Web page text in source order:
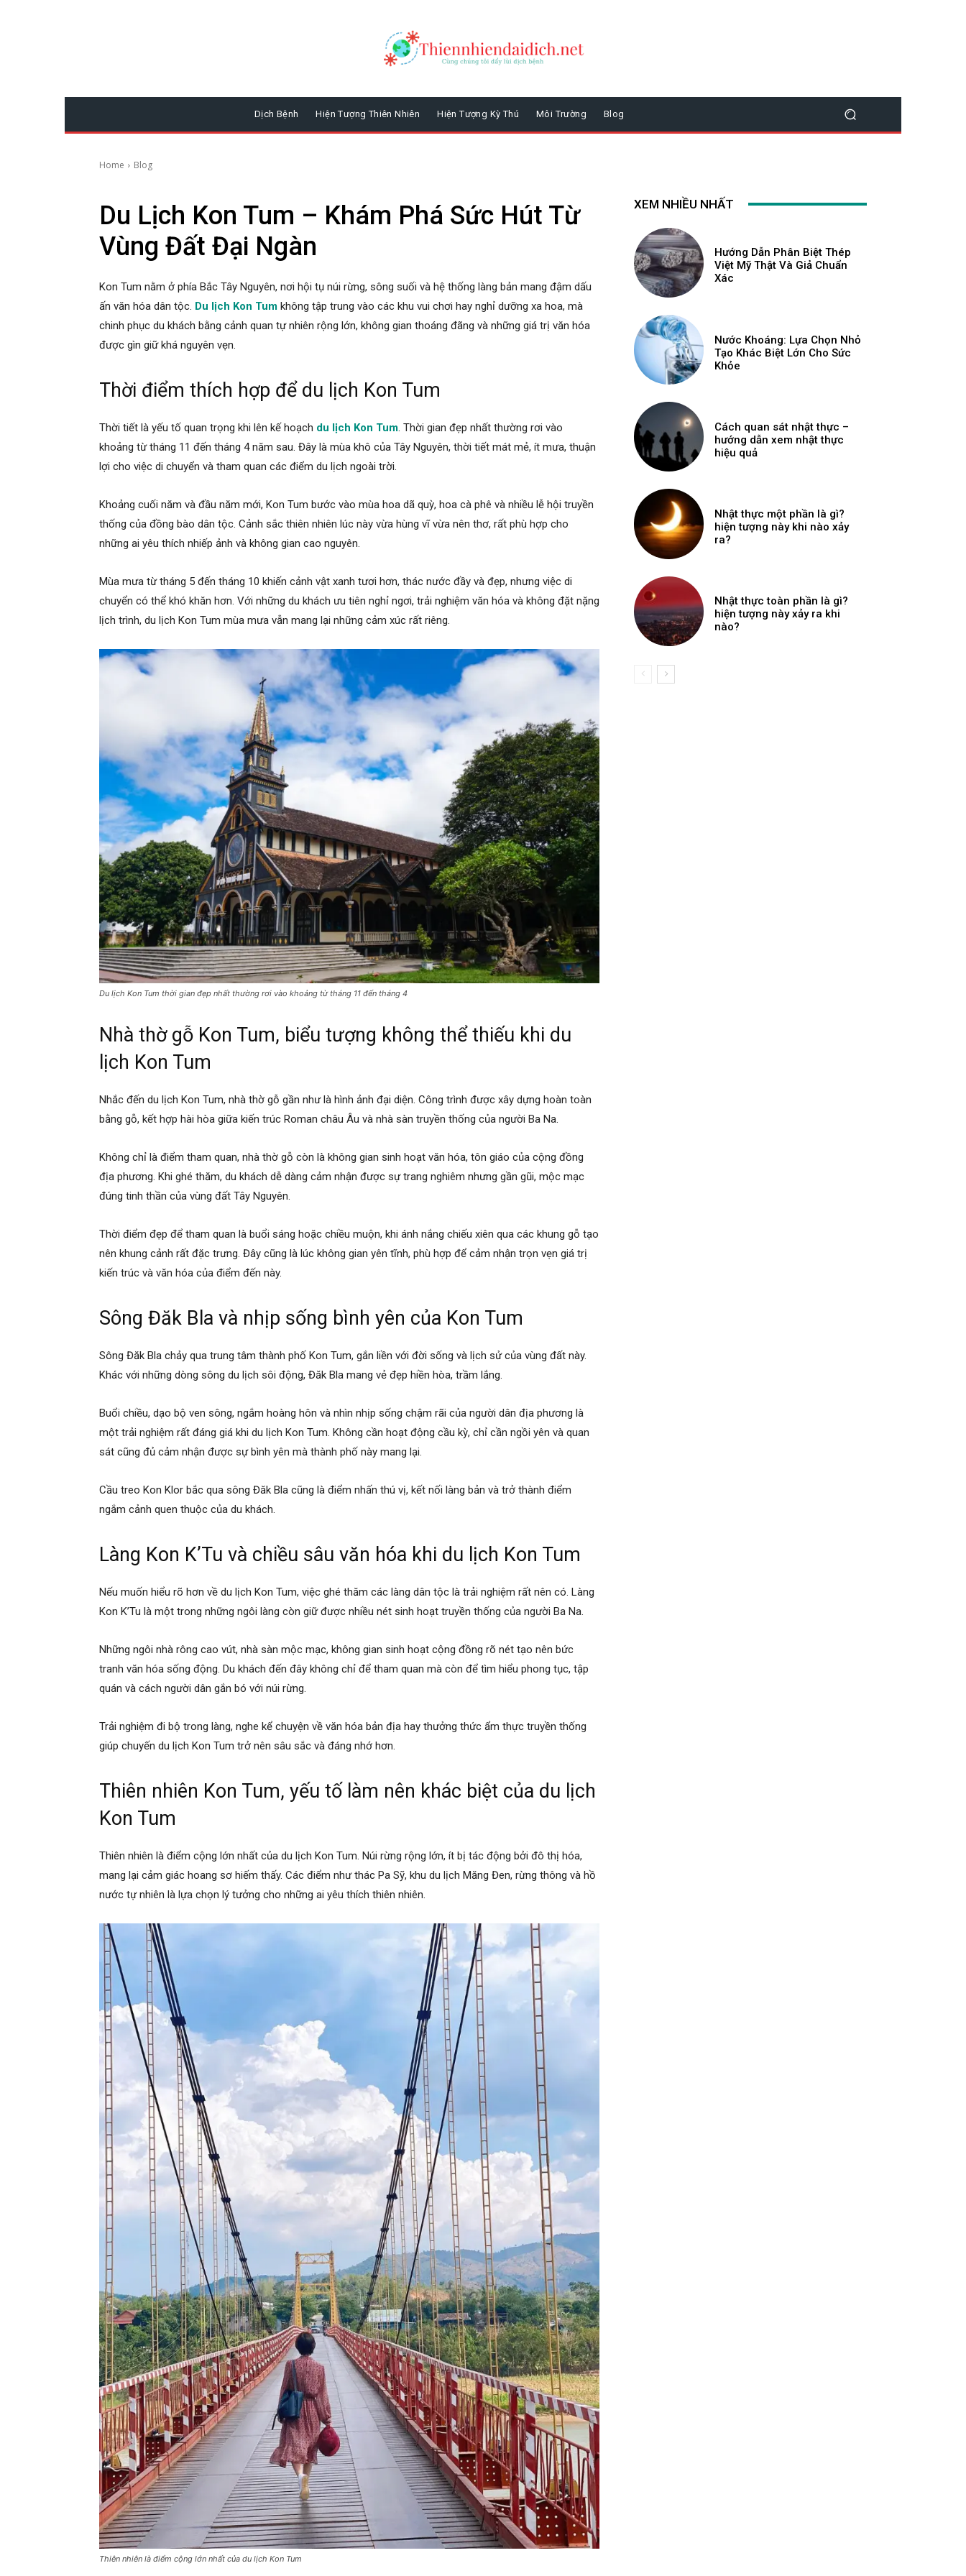
Dịch Bệnh Hiện Tượng Thiên Nhiên Hiện Tượng Kỳ Thú Môi Trường Blog
Home Blog
Du Lịch Kon Tum – Khám Phá Sức Hút Từ
Vùng Đất Đại Ngàn
Kon Tum nằm ở phía Bắc Tây Nguyên, nơi hội tụ núi rừng, sông suối và hệ thống làng bản mang đậm dấu
ấn văn hóa dân tộc. Du lịch Kon Tum không tập trung vào các khu vui chơi hay nghỉ dưỡng xa hoa, mà
chinh phục du khách bằng cảnh quan tự nhiên rộng lớn, không gian thoáng đãng và những giá trị văn hóa
được gìn giữ khá nguyên vẹn.
Thời điểm thích hợp để du lịch Kon Tum
Thời tiết là yếu tố quan trọng khi lên kế hoạch du lịch Kon Tum. Thời gian đẹp nhất thường rơi vào
khoảng từ tháng 11 đến tháng 4 năm sau. Đây là mùa khô của Tây Nguyên, thời tiết mát mẻ, ít mưa, thuận
lợi cho việc di chuyển và tham quan các điểm du lịch ngoài trời.
Khoảng cuối năm và đầu năm mới, Kon Tum bước vào mùa hoa dã quỳ, hoa cà phê và nhiều lễ hội truyền
thống của đồng bào dân tộc. Cảnh sắc thiên nhiên lúc này vừa hùng vĩ vừa nên thơ, rất phù hợp cho
những ai yêu thích nhiếp ảnh và không gian cao nguyên.
Mùa mưa từ tháng 5 đến tháng 10 khiến cảnh vật xanh tươi hơn, thác nước đầy và đẹp, nhưng việc di
chuyển có thể khó khăn hơn. Với những du khách ưu tiên nghỉ ngơi, trải nghiệm văn hóa và không đặt nặng
lịch trình, du lịch Kon Tum mùa mưa vẫn mang lại những cảm xúc rất riêng.
Du lịch Kon Tum thời gian đẹp nhất thường rơi vào khoảng từ tháng 11 đến tháng 4
Nhà thờ gỗ Kon Tum, biểu tượng không thể thiếu khi du
lịch Kon Tum
Nhắc đến du lịch Kon Tum, nhà thờ gỗ gần như là hình ảnh đại diện. Công trình được xây dựng hoàn toàn
bằng gỗ, kết hợp hài hòa giữa kiến trúc Roman châu Âu và nhà sàn truyền thống của người Ba Na.
Không chỉ là điểm tham quan, nhà thờ gỗ còn là không gian sinh hoạt văn hóa, tôn giáo của cộng đồng
địa phương. Khi ghé thăm, du khách dễ dàng cảm nhận được sự trang nghiêm nhưng gần gũi, mộc mạc
đúng tinh thần của vùng đất Tây Nguyên.
Thời điểm đẹp để tham quan là buổi sáng hoặc chiều muộn, khi ánh nắng chiếu xiên qua các khung gỗ tạo
nên khung cảnh rất đặc trưng. Đây cũng là lúc không gian yên tĩnh, phù hợp để cảm nhận trọn vẹn giá trị
kiến trúc và văn hóa của điểm đến này.
Sông Đăk Bla và nhịp sống bình yên của Kon Tum
Sông Đăk Bla chảy qua trung tâm thành phố Kon Tum, gắn liền với đời sống và lịch sử của vùng đất này.
Khác với những dòng sông du lịch sôi động, Đăk Bla mang vẻ đẹp hiền hòa, trầm lắng.
Buổi chiều, dạo bộ ven sông, ngắm hoàng hôn và nhìn nhịp sống chậm rãi của người dân địa phương là
một trải nghiệm rất đáng giá khi du lịch Kon Tum. Không cần hoạt động cầu kỳ, chỉ cần ngồi yên và quan
sát cũng đủ cảm nhận được sự bình yên mà thành phố này mang lại.
Cầu treo Kon Klor bắc qua sông Đăk Bla cũng là điểm nhấn thú vị, kết nối làng bản và trở thành điểm
ngắm cảnh quen thuộc của du khách.
Làng Kon K’Tu và chiều sâu văn hóa khi du lịch Kon Tum
Nếu muốn hiểu rõ hơn về du lịch Kon Tum, việc ghé thăm các làng dân tộc là trải nghiệm rất nên có. Làng
Kon K’Tu là một trong những ngôi làng còn giữ được nhiều nét sinh hoạt truyền thống của người Ba Na.
Những ngôi nhà rông cao vút, nhà sàn mộc mạc, không gian sinh hoạt cộng đồng rõ nét tạo nên bức
tranh văn hóa sống động. Du khách đến đây không chỉ để tham quan mà còn để tìm hiểu phong tục, tập
quán và cách người dân gắn bó với núi rừng.
Trải nghiệm đi bộ trong làng, nghe kể chuyện về văn hóa bản địa hay thưởng thức ẩm thực truyền thống
giúp chuyến du lịch Kon Tum trở nên sâu sắc và đáng nhớ hơn.
Thiên nhiên Kon Tum, yếu tố làm nên khác biệt của du lịch
Kon Tum
Thiên nhiên là điểm cộng lớn nhất của du lịch Kon Tum. Núi rừng rộng lớn, ít bị tác động bởi đô thị hóa,
mang lại cảm giác hoang sơ hiếm thấy. Các điểm như thác Pa Sỹ, khu du lịch Măng Đen, rừng thông và hồ
nước tự nhiên là lựa chọn lý tưởng cho những ai yêu thích thiên nhiên.
Thiên nhiên là điểm cộng lớn nhất của du lịch Kon Tum
XEM NHIỀU NHẤT
Hướng Dẫn Phân Biệt Thép
Việt Mỹ Thật Và Giả Chuẩn
Xác
Nước Khoáng: Lựa Chọn Nhỏ
Tạo Khác Biệt Lớn Cho Sức
Khỏe
Cách quan sát nhật thực –
hướng dẫn xem nhật thực
hiệu quả
Nhật thực một phần là gì?
hiện tượng này khi nào xảy
ra?
Nhật thực toàn phần là gì?
hiện tượng này xảy ra khi
nào?